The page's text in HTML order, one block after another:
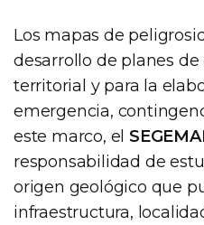
Los mapas de
desarrollo de planes
territorial y para la
emergencia,
este marco, el
responsabilidad de
origen geológico que
infraestructura,